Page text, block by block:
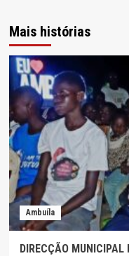
Mais histórias
Ambuíla
DIRECÇÃO